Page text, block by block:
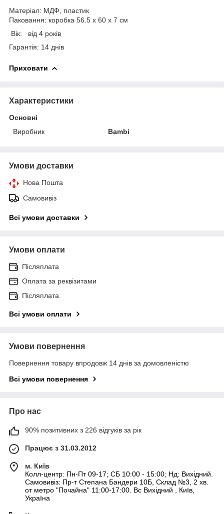
Матеріал: МДФ, пластик
Паковання: коробка 56.5 х 60 х 7 см
Вік: від 4 років
Гарантія: 14 днів
Приховати
Характеристики
Основні
Виробник
Bambi
Умови доставки
Нова Пошта
Самовивіз
Всі умови доставки
Умови оплати
Післяплата
Оплата за реквізитами
Післяплата
Всі умови оплати
Умови повернення
Повернення товару впродовж 14 днів за домовленістю
Всі умови повернення
Про нас
90% позитивних з 226 відгуків за рік
Працює з 31.03.2012
м. Київ
Колл-центр: Пн-Пт 09-17; СБ 10:00 - 15:00; Нд: Вихідний.
Самовивіз: Пр-т Степана Бандери 10Б, Склад №3, 2 хв.
от метро "Почайна" 11:00-17:00. Вс Вихідний , Київ,
Україна